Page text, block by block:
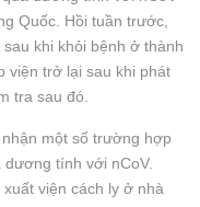
Quốc. Hồi tuần trước,
khi khỏi bệnh ở thành
viện trở lại sau khi phát
tra sau đó.
một số trường hợp
tính với nCoV.
viện cách ly ở nhà